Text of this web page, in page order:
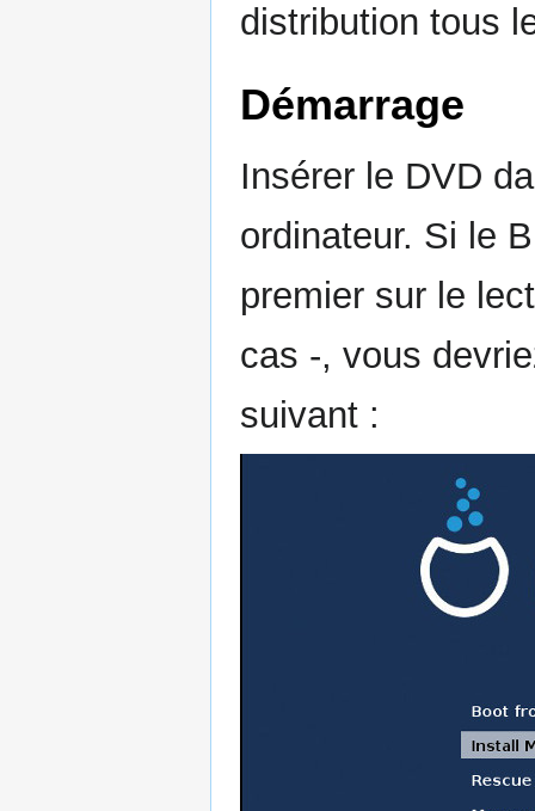
distribution tous
Démarrage
Insérer le DVD
ordinateur. Si le
premier sur le
cas -, vous
suivant :